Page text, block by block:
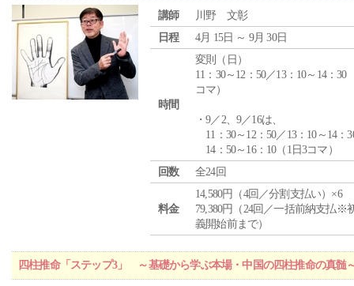
講師
川野 文彰
日程
4月 15日 ～ 9月 30日
時間
変則（日）
11：30～12：50／13：10～14：30
コマ）
・9／2、9／16は、
11：30～12：50／13：10～14：
14：50～16：10（1日3コマ）
回数
全24回
料金
14,580円（4回／分割支払い）×6
79,380円（24回／一括前納支払※
義開始前まで）
四柱推命「ステップ3」 ～基礎から学ぶ本場・中国の四柱推命の真髄